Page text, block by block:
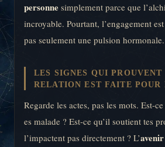
personne simplement parce que
incroyable. Pourtant, l’engagement
pas seulement une pulsion hormonale.
LES SIGNES QUI PROUVENT
RELATION EST FAITE POUR
Regarde les actes, pas les mots. Est-
es malade ? Est-ce qu’il soutient tes
l’impactent pas directement ? L’